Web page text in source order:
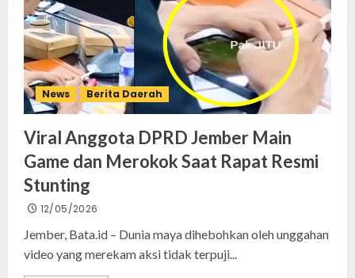
News Berita Daerah
Viral Anggota DPRD Jember Main
Game dan Merokok Saat Rapat Resmi
Stunting
12/05/2026
Jember, Bata.id – Dunia maya dihebohkan oleh unggahan
video yang merekam aksi tidak terpuji...